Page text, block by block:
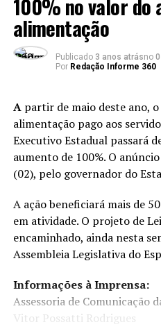
Vacinação contra Covid-19
Influenza
Uma das medidas mais
vacinação, entretanto, após
doença o cidadão deve
realizar a sua próxima
Aos que foram imunizados
os demais imunizantes a
100% no valor do
alimentação
Publicado 3 anos atrásno
Por Redação Informe 360
Apartir de maio deste ano,
alimentação pago aos
Executivo Estadual passará
aumento de 100%. O
(02), pelo governador do
A ação beneficiará mais de
em atividade. O projeto de
encaminhado, ainda nesta
Assembleia Legislativa do
Informações à Imprensa:
Assessoria de Comunicação
Vitor Possatti Rodrigues